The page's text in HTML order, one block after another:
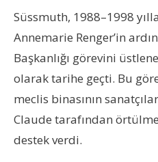
Süssmuth, 1988–1998
Annemarie Renger’in
Başkanlığı görevini
olarak tarihe geçti. Bu
meclis binasının
Claude tarafından
destek verdi.